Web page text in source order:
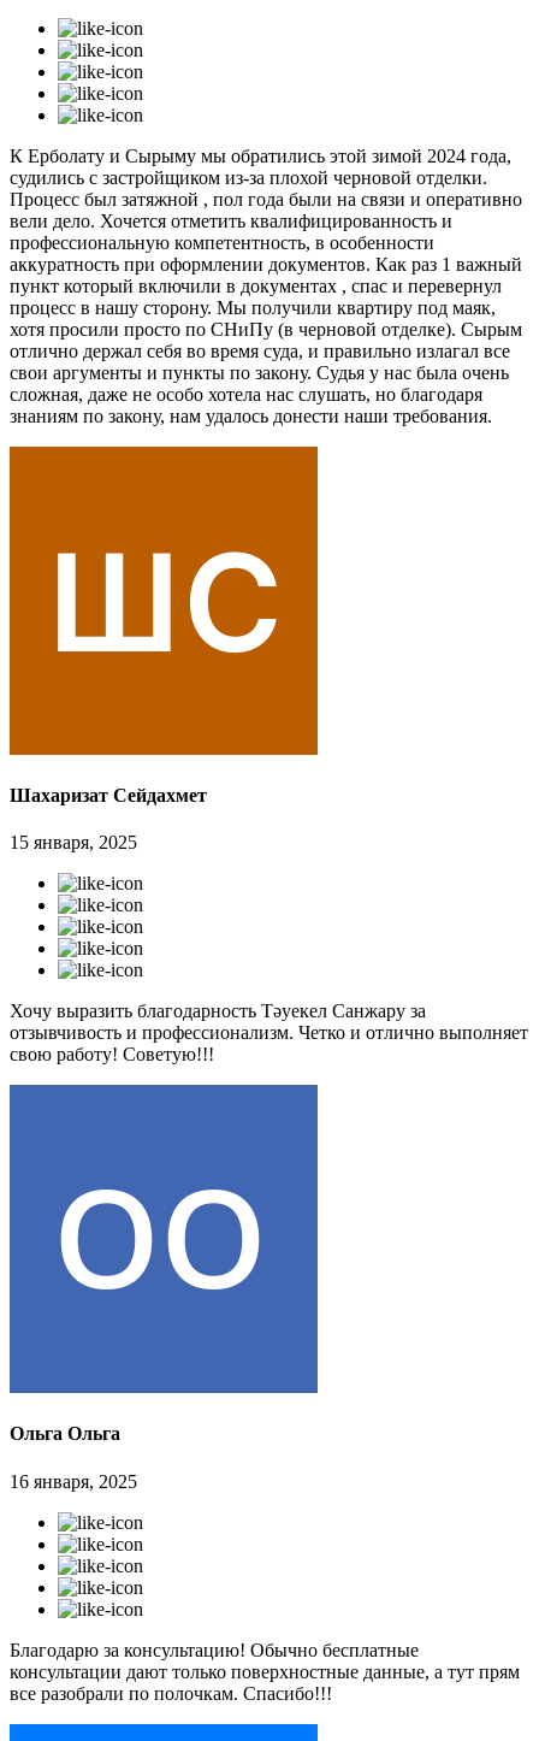
К Ерболату и Сырыму мы обратились этой зимой 2024 года,
судились с застройщиком из-за плохой черновой отделки.
Процесс был затяжной , пол года были на связи и оперативно
вели дело. Хочется отметить квалифицированность и
профессиональную компетентность, в особенности
аккуратность при оформлении документов. Как раз 1 важный
пункт который включили в документах , спас и перевернул
процесс в нашу сторону. Мы получили квартиру под маяк,
хотя просили просто по СНиПу (в черновой отделке). Сырым
отлично держал себя во время суда, и правильно излагал все
свои аргументы и пункты по закону. Судья у нас была очень
сложная, даже не особо хотела нас слушать, но благодаря
знаниям по закону, нам удалось донести наши требования.
Шахаризат Сейдахмет
15 января, 2025
Хочу выразить благодарность Тәуекел Санжару за
отзывчивость и профессионализм. Четко и отлично выполняет
свою работу! Советую!!!
Ольга Ольга
16 января, 2025
Благодарю за консультацию! Обычно бесплатные
консультации дают только поверхностные данные, а тут прям
все разобрали по полочкам. Спасибо!!!